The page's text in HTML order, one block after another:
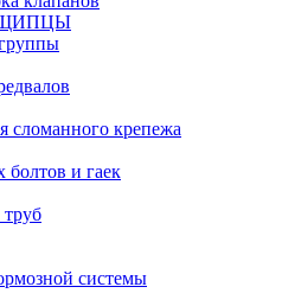
ЩИПЦЫ
сломанного крепежа
и гаек
системы